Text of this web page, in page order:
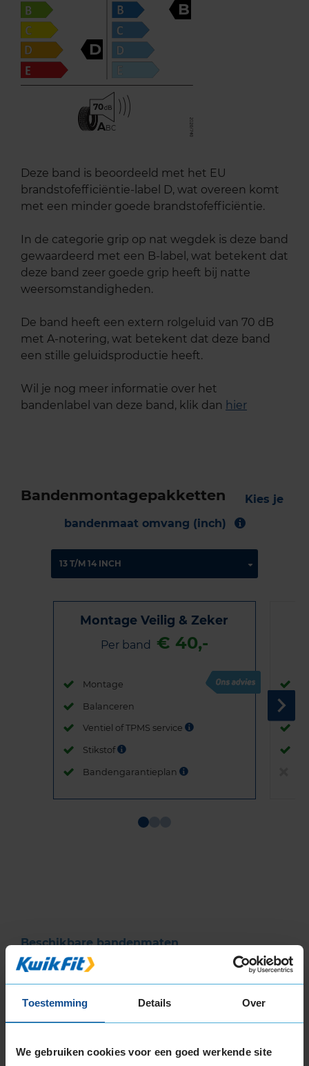
Toestemming Details Over
We gebruiken cookies voor een goed werkende site
D
B
70
ABC
Deze band is beoordeeld met het EU
brandstofefficiëntie-label D, wat overeen komt
met een minder goede brandstofefficiëntie.
In de categorie grip op nat wegdek is deze band
gewaardeerd met een B-label, wat betekent dat
deze band zeer goede grip heeft bij natte
weersomstandigheden.
De band heeft een extern rolgeluid van 70 dB
met A-notering, wat betekent dat deze band
een stille geluidsproductie heeft.
Wil je nog meer informatie over het
bandenlabel van deze band, klik dan hier
Bandenmontagepakketten
Kies je
bandenmaat omvang (inch)
Montage Veilig & Zeker
Per band € 40,-
Montage
Balanceren
Ventiel of TPMS service
Stikstof
Bandengarantieplan
Beschikbare bandenmaten
17-inch banden
225/45R17 94Y EXTRALOAD
18-inch banden
205/40R18 86W EXTRALOAD RUNFLAT
225/40R18 92Y EXTRALOAD